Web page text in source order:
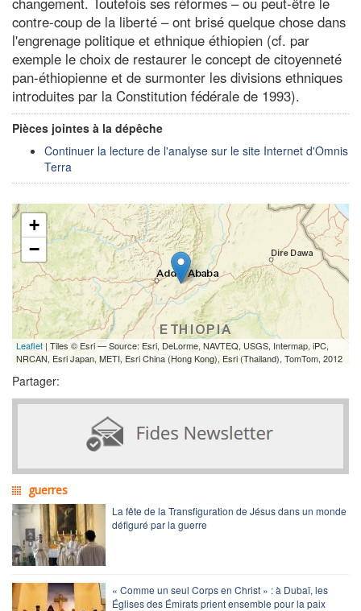
contre-coup de la liberté – ont brisé quelque chose dans
l'engrenage politique et ethnique éthiopien (cf. par
exemple le choix de restaurer le concept de citoyenneté
pan-éthiopienne et de surmonter les divisions ethniques
introduites par la Constitution fédérale de 1993).
Pièces jointes à la dépêche
Continuer la lecture de l'analyse sur le site Internet d'Omnis
Terra
+
−
Leaflet | Tiles © Esri — Source: Esri, DeLorme, NAVTEQ, USGS, Intermap, iPC,
NRCAN, Esri Japan, METI, Esri China (Hong Kong), Esri (Thailand), TomTom, 2012
Partager:
guerres
La fête de la Transfiguration de Jésus dans un monde
défiguré par la guerre
« Comme un seul Corps en Christ » : à Dubaï, les
Églises des Émirats prient ensemble pour la paix